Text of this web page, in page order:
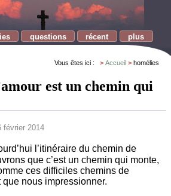
questions récent plus
Vous êtes ici : Accueil homélies
est un chemin qui
février 2014
l’itinéraire du chemin de
que c’est un chemin qui monte,
ces difficiles chemins de
nous impressionner.